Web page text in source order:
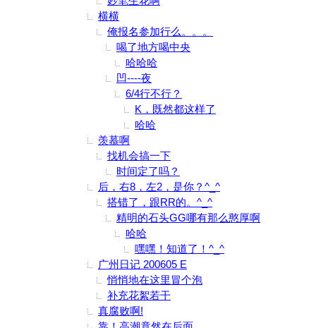
横横
俺报名参加行么。。。
喝了地方喝中央
哈哈哈
凹----夜
6/4行不行？
K，既然都这样了
哈哈
羡慕啊
找机会搞一下
时间定了吗？
后，右8，左2，是你？^_^
搭错了，跟RR的。^_^
精明的石头GG哪有那么憨厚啊
哈哈
嘿嘿！知道了！^_^
广州日记 200605 E
悄悄地在这里冒个泡
补充花絮若干
真腐败啊!